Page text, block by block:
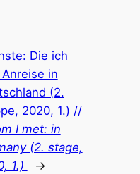
Die ich
in
(2.
2020, 1.) //
I met: in
(2. stage,
1.)
→